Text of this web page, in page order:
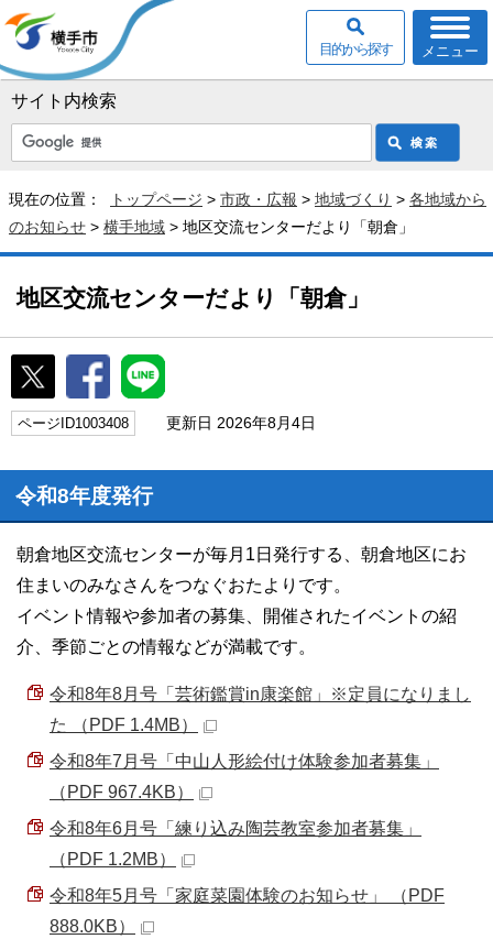
サイト内検索
メニュー
目的から探す
現在の位置： トップページ > 市政・広報 > 地域づくり > 各地域から
のお知らせ > 横手地域 > 地区交流センターだより「朝倉」
地区交流センターだより「朝倉」
ページID1003408 更新日 2026年8月4日
令和8年度発行
朝倉地区交流センターが毎月1日発行する、朝倉地区にお
住まいのみなさんをつなぐおたよりです。
イベント情報や参加者の募集、開催されたイベントの紹
介、季節ごとの情報などが満載です。
令和8年8月号「芸術鑑賞in康楽館」※定員になりまし
た （PDF 1.4MB）
令和8年7月号「中山人形絵付け体験参加者募集」
（PDF 967.4KB）
令和8年6月号「練り込み陶芸教室参加者募集」
（PDF 1.2MB）
令和8年5月号「家庭菜園体験のお知らせ」 （PDF
888.0KB）